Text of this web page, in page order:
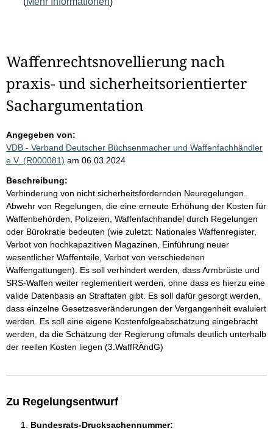
Waffenrechtsnovellierung nach
praxis- und sicherheitsorientierter
Sachargumentation
Angegeben von:
VDB - Verband Deutscher Büchsenmacher und Waffenfachhändler
e.V. (R000081) am 06.03.2024
Beschreibung:
Verhinderung von nicht sicherheitsfördernden Neuregelungen.
Abwehr von Regelungen, die eine erneute Erhöhung der Kosten für
Waffenbehörden, Polizeien, Waffenfachhandel durch Regelungen
oder Bürokratie bedeuten (wie zuletzt: Nationales Waffenregister,
Verbot von hochkapazitiven Magazinen, Einführung neuer
wesentlicher Waffenteile, Verbot von verschiedenen
Waffengattungen). Es soll verhindert werden, dass Armbrüste und
SRS-Waffen weiter reglementiert werden, ohne dass es hierzu eine
valide Datenbasis an Straftaten gibt. Es soll dafür gesorgt werden,
dass einzelne Gesetzesveränderungen der Vergangenheit evaluiert
werden. Es soll eine eigene Kostenfolgeabschätzung eingebracht
werden, da die Schätzung der Regierung oftmals deutlich unterhalb
der reellen Kosten liegen (3.WaffRÄndG)
Zu Regelungsentwurf
Bundesrats-Drucksachennummer: